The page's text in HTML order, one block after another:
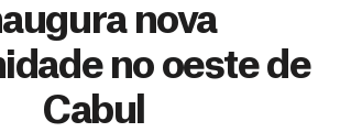
nova
no oeste de
Cabul